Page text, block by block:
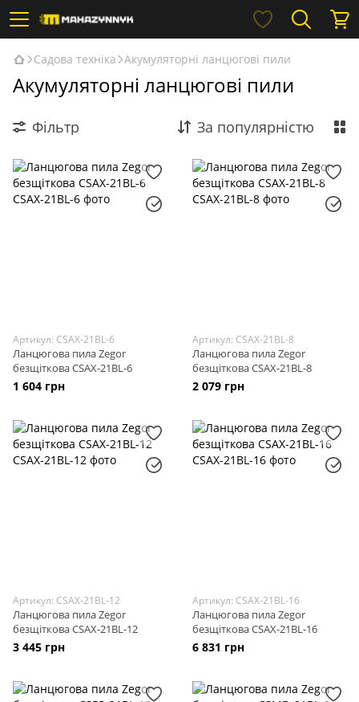
Садова техніка Акумуляторні ланцюгові пили
Акумуляторні ланцюгові пили
Фільтр За популярністю
Артикул: CSAX-21BL-6
Ланцюгова пила Zegor
безщіткова CSAX-21BL-6
1 604 грн
Артикул: CSAX-21BL-8
Ланцюгова пила Zegor
безщіткова CSAX-21BL-8
2 079 грн
Артикул: CSAX-21BL-12
Ланцюгова пила Zegor
безщіткова CSAX-21BL-12
3 445 грн
Артикул: CSAX-21BL-16
Ланцюгова пила Zegor
безщіткова CSAX-21BL-16
6 831 грн